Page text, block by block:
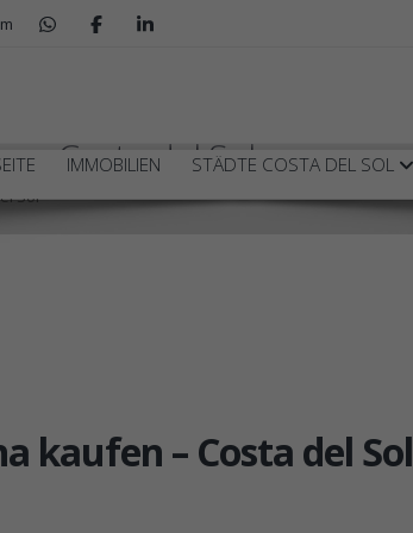
IMMOBILIEN STÄDTE COSTA DEL SOL
– Costa del Sol
Sol
kaufen – Costa del Sol